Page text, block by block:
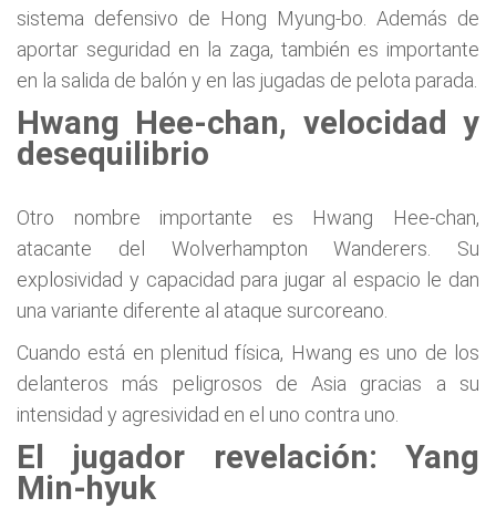
sistema defensivo de Hong Myung-bo. Además de
aportar seguridad en la zaga, también es importante
en la salida de balón y en las jugadas de pelota parada.
Hwang Hee-chan, velocidad y
desequilibrio
Otro nombre importante es Hwang Hee-chan,
atacante del Wolverhampton Wanderers. Su
explosividad y capacidad para jugar al espacio le dan
una variante diferente al ataque surcoreano.
Cuando está en plenitud física, Hwang es uno de los
delanteros más peligrosos de Asia gracias a su
intensidad y agresividad en el uno contra uno.
El jugador revelación: Yang
Min-hyuk